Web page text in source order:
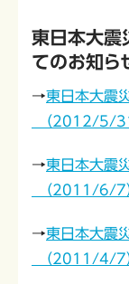
東日本大震
てのお知ら
→東日本大震
（2012/5/31
→東日本大震
（2011/6/7
→東日本大震
（2011/4/7